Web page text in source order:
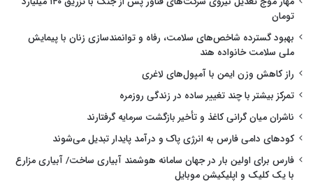
تومان
بهبود گسترده شاخص‌های سلامت، رفاه و توانمندسازی زنان با پیمایش
ملی سلامت خانواده هند
راز کاهش وزن ایمن با آمپول‌های لاغری
تمرکز بیشتر با چند تغییر ساده در زندگی روزمره
ناشران میان گرانی کاغذ و تأخیر بازگشت سرمایه گرفتارند
کودهای دامی فارس به انرژی پاک و درآمد پایدار تبدیل می‌شوند
فارس برای اولین بار در جهان سامانه هوشمند آبیاری ساخت/ آبیاری مزارع
با یک کلیک و اپلیکیشن موبایل